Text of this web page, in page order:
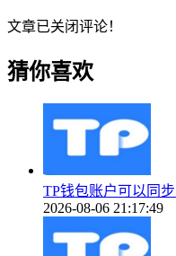
文章已关闭评论！
猜你喜欢
TP钱包账户可以同
2026-08-06 21:17:49